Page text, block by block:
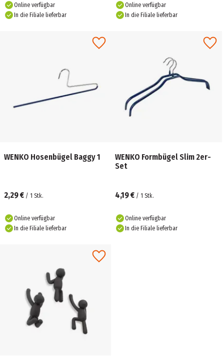
Online verfügbar
In die Filiale lieferbar
Online verfügbar
In die Filiale lieferbar
WENKO Hosenbügel Baggy 1
2,29 € / 1 Stk.
Online verfügbar
In die Filiale lieferbar
WENKO Formbügel Slim 2er-
Set
4,19 € / 1 Stk.
Online verfügbar
In die Filiale lieferbar